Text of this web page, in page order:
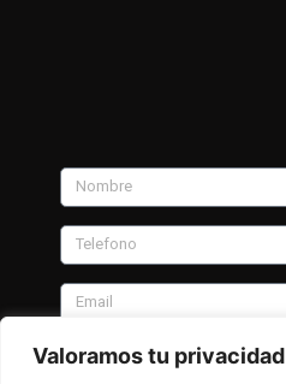
Valoramos tu privacidad